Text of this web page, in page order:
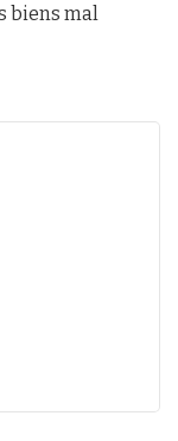
biens mal